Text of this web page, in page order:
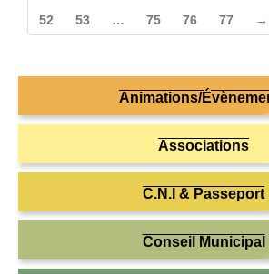
52
53 … 75 76 77 →
Animations/
Associations
C.N.I & Passeport
Conseil Municipal